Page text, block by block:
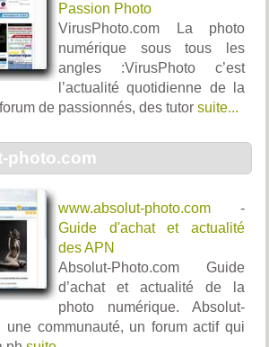
Passion Photo
VirusPhoto.com La photo
numérique sous tous les
angles :VirusPhoto c’est
l’actualité quotidienne de la
de passionnés, des tutor suite...
photo.com
www.absolut-photo.com -
Guide d'achat et actualité
des APN
Absolut-Photo.com Guide
d’achat et actualité de la
photo numérique. Absolut-
une communauté, un forum actif qui